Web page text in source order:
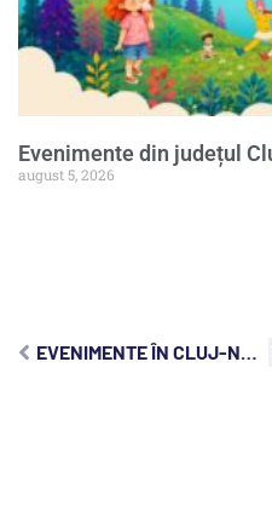
Evenimente din județul
august 5, 2026
EVENIMENTE ÎN CLUJ-NAPOCA, DUMINICĂ, 14 IUNIE 2020